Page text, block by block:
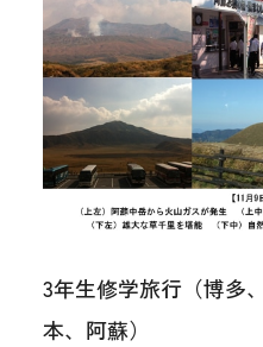
3年生修学旅行（博多
本、阿蘇）